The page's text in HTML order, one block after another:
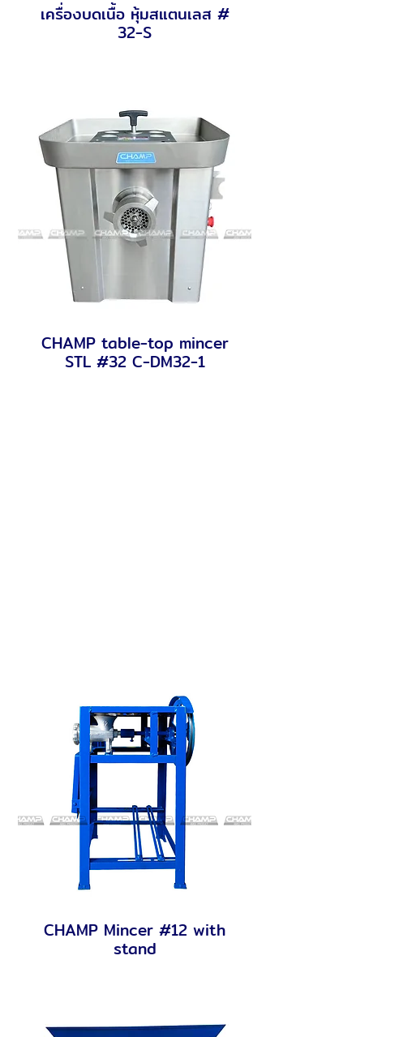
Quick View
เครื่องบดเนื้อ หุ้มสแตนเลส #
32-S
Quick View
CHAMP table-top mincer
STL #32 C-DM32-1
Quick View
CHAMP Mincer #12 with
stand